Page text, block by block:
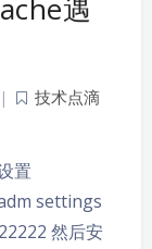
遇
|
技术点滴
置
settings
然后安